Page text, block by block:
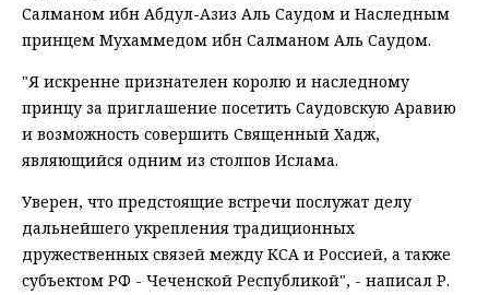
Салманом ибн Абдул-Азиз Аль Саудом и Наследным
принцем Мухаммедом ибн Салманом Аль Саудом.
"Я искренне признателен королю и наследному
принцу за приглашение посетить Саудовскую Аравию
и возможность совершить Священный Хадж,
являющийся одним из столпов Ислама.
Уверен, что предстоящие встречи послужат делу
дальнейшего укрепления традиционных
дружественных связей между КСА и Россией, а также
субъектом РФ - Чеченской Республикой", - написал Р.